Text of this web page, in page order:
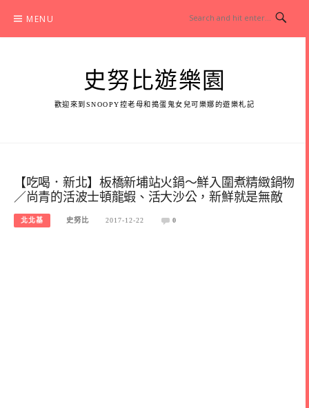
content
MENU
史努比遊樂園
歡迎來到SNOOPY控老母和搗蛋鬼女兒可樂娜的遊樂札記
【吃喝．新北】板橋新埔站火鍋～鮮入圍煮精緻鍋物
／尚青的活波士頓龍蝦、活大沙公，新鮮就是無敵
北北基 史努比 2017-12-22 0